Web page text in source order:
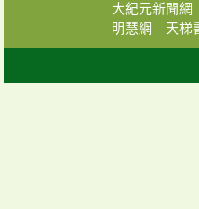
大紀元新聞網
明慧網
天梯